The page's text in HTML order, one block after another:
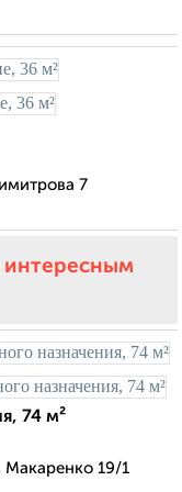
7
интересным
74 м²
19/1